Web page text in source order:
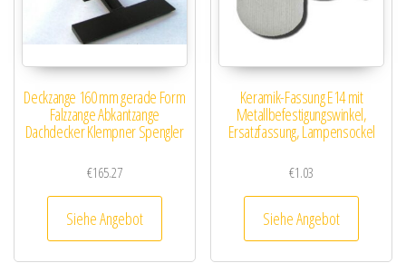
Deckzange 160 mm gerade Form
Falzzange Abkantzange
Dachdecker Klempner Spengler
€165.27
Siehe Angebot
Keramik-Fassung E14 mit
Metallbefestigungswinkel,
Ersatzfassung, Lampensockel
€1.03
Siehe Angebot